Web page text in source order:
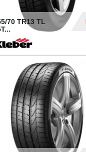
70 TR13 TL